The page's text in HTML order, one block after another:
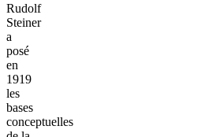
Rudolf
Steiner
a
posé
en
1919
les
bases
conceptuelles